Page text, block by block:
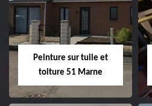
de façade 51
Peinture sur tuile et
toiture 51 Marne